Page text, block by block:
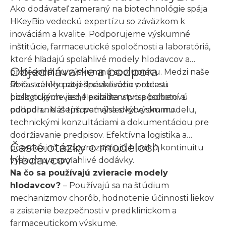
Ako dodávateľ zameraný na biotechnológie spája
HKeyBio vedeckú expertízu so záväzkom k
inováciám a kvalite. Podporujeme výskumné
inštitúcie, farmaceutické spoločnosti a laboratóriá,
ktoré hľadajú spoľahlivé modely hlodavcov a
profesionálnu výskumnú spoluprácu. Medzi naše
silné stránky patrí špecializácia v oblasti
biologických vied, flexibilita v prispôsobení a
odhodlanie zlepšovať výsledky výskumu.
Objednávanie a podpora
Počas celého objednávkového procesu
poskytujeme jasné poradenstvo a pohotovú
podporu. Náš tím pomáha s výberom modelu,
technickými konzultáciami a dokumentáciou pre
dodržiavanie predpisov. Efektívna logistika a
popredajná podpora zaisťujú hladkú kontinuitu
výskumu a spoľahlivé dodávky.
Časté otázky o modeloch
hlodavcov
Na čo sa používajú zvieracie modely
hlodavcov? – Používajú sa na štúdium
mechanizmov chorôb, hodnotenie účinnosti liekov
a zaistenie bezpečnosti v predklinickom a
farmaceutickom výskume.